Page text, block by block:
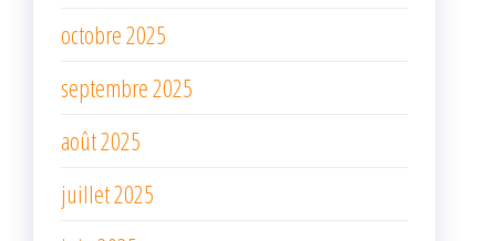
octobre 2025
septembre 2025
août 2025
juillet 2025